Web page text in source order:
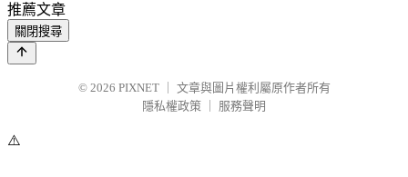
推薦文章
關閉搜尋
© 2026 PIXNET
文章與圖片權利屬原作者所有
隱私權政策
服務聲明
⚠️